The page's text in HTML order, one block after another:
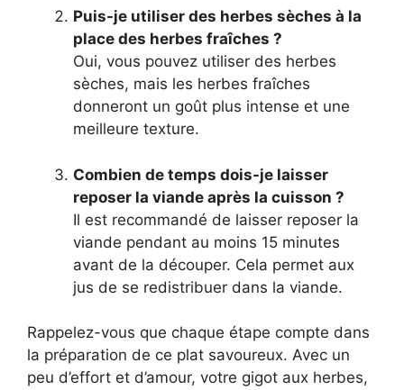
Puis-je utiliser des herbes sèches à la
place des herbes fraîches ?
Oui, vous pouvez utiliser des herbes
sèches, mais les herbes fraîches
donneront un goût plus intense et une
meilleure texture.
Combien de temps dois-je laisser
reposer la viande après la cuisson ?
Il est recommandé de laisser reposer la
viande pendant au moins 15 minutes
avant de la découper. Cela permet aux
jus de se redistribuer dans la viande.
Rappelez-vous que chaque étape compte dans
la préparation de ce plat savoureux. Avec un
peu d’effort et d’amour, votre gigot aux herbes,